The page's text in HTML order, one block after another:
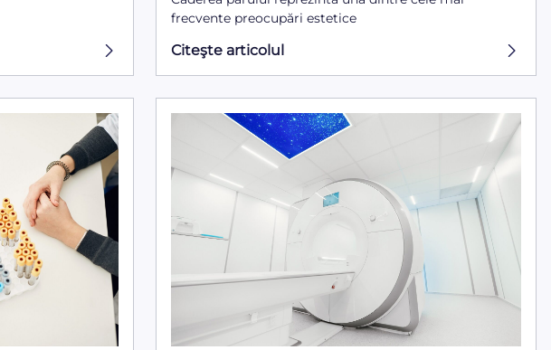
frecvente preocupări estetice
Citeşte articolul